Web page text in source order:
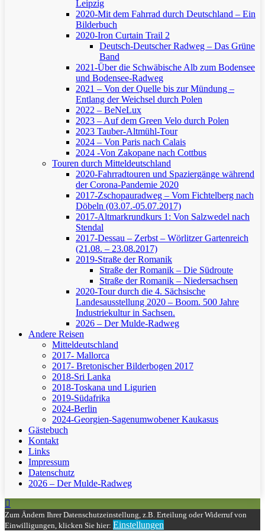
Leipzig
2020-Mit dem Fahrrad durch Deutschland – Ein
Bilderbuch
2020-Iron Curtain Trail 2
Deutsch-Deutscher Radweg – Das Grüne
Band
2021-Über die Schwäbische Alb zum Bodensee
und Bodensee-Radweg
2021 – Von der Quelle bis zur Mündung –
Entlang der Weichsel durch Polen
2022 – BeNeLux
2023 – Auf dem Green Velo durch Polen
2023 Tauber-Altmühl-Tour
2024 – Von Paris nach Calais
2024 -Von Zakopane nach Cottbus
Touren durch Mitteldeutschland
2020-Fahrradtouren und Spaziergänge während
der Corona-Pandemie 2020
2017-Zschopauradweg – Vom Fichtelberg nach
Döbeln (03.07.-05.07.2017)
2017-Altmarkrundkurs 1: Von Salzwedel nach
Stendal
2017-Dessau – Zerbst – Wörlitzer Gartenreich
(21.08. – 23.08.2017)
2019-Straße der Romanik
Straße der Romanik – Die Südroute
Straße der Romanik – Niedersachsen
2020-Tour durch die 4. Sächsische
Landesausstellung 2020 – Boom. 500 Jahre
Industriekultur in Sachsen.
2026 – Der Mulde-Radweg
Andere Reisen
Mitteldeutschland
2017- Mallorca
2017- Bretonischer Bilderbogen 2017
2018-Sri Lanka
2018-Toskana und Ligurien
2019-Südafrika
2024-Berlin
2024-Georgien-Sagenumwobener Kaukasus
Gästebuch
Kontakt
Links
Impressum
Datenschutz
2026 – Der Mulde-Radweg
Zum Ändern Ihrer Datenschutzeinstellung, z.B. Erteilung oder Widerruf von
Einwilligungen, klicken Sie hier: Einstellungen